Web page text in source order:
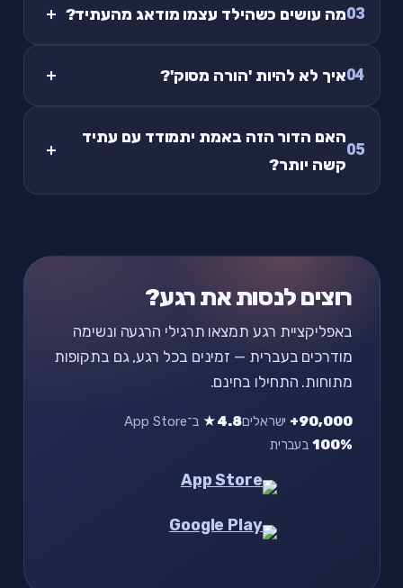
03מה עושים כשהילד עצמו מודאג מהעתיד?
04איך לא להיות 'הורה מסוק'?
05
האם הדור הזה באמת יתמודד עם עתיד
קשה יותר?
רוצים לנסות את רגע?
באפליקציית רגע תמצאו תרגילי הרגעה ונשימה
מודרכים בעברית — זמינים בכל רגע, גם בתקופות
מתוחות. התחילו בחינם.
90,000+ ישראלים4.8★
ב־App Store
100%בעברית